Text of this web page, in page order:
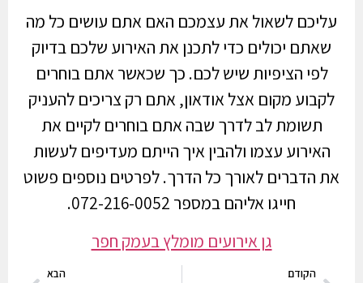
עליכם לשאול את עצמכם האם אתם עושים כל מה
שאתם יכולים כדי לתכנן את האירוע שלכם בדיוק
לפי הציפיות שיש לכם. כך שכאשר אתם בוחרים
לקבוע מקום אצל אודאון, אתם רק צריכים להעניק
תשומת לב לדרך שבה אתם בוחרים לקיים את
האירוע עצמו ולהבין איך הייתם מעדיפים לעשות
את הדברים לאורך כל הדרך. לפרטים נוספים פשוט
חייגו אליהם במספר 072-216-0052.
גן אירועים מומלץ בעמק חפר
הקודם הבא